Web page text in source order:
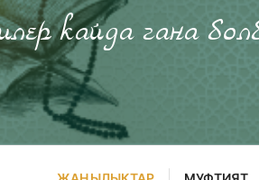
кайда гана